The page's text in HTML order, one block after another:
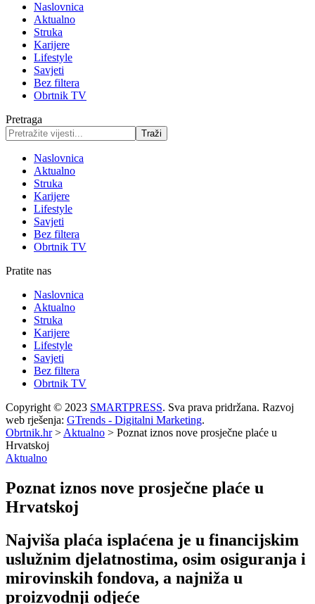
Naslovnica
Aktualno
Struka
Karijere
Lifestyle
Savjeti
Bez filtera
Obrtnik TV
Pretraga
Naslovnica
Aktualno
Struka
Karijere
Lifestyle
Savjeti
Bez filtera
Obrtnik TV
Pratite nas
Naslovnica
Aktualno
Struka
Karijere
Lifestyle
Savjeti
Bez filtera
Obrtnik TV
Copyright © 2023 SMARTPRESS. Sva prava pridržana. Razvoj
web rješenja: GTrends - Digitalni Marketing.
Obrtnik.hr> Aktualno > Poznat iznos nove prosječne plaće u
Hrvatskoj
Aktualno
Poznat iznos nove prosječne plaće u
Hrvatskoj
Najviša plaća isplaćena je u financijskim
uslužnim djelatnostima, osim osiguranja i
mirovinskih fondova, a najniža u
proizvodnji odjeće